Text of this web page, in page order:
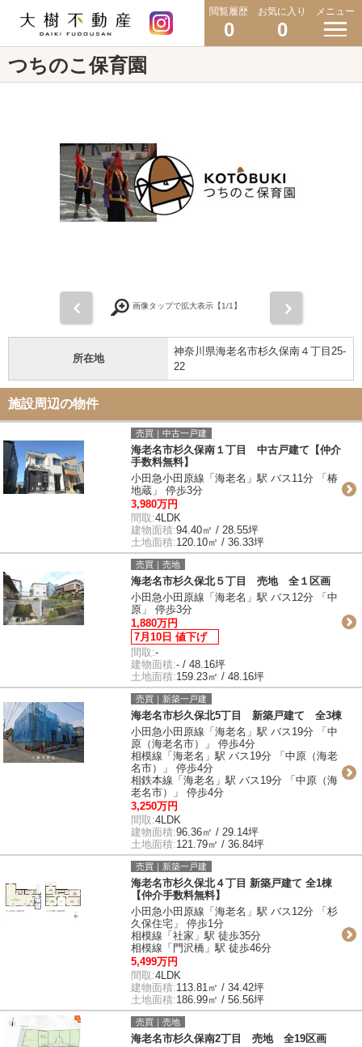
閲覧履歴
0
お気に入り
0
メニュー
つちのこ保育園
画像タップで拡大表示【1/1】
所在地
神奈川県海老名市杉久保南４丁目25-
22
施設周辺の物件
売買｜中古一戸建
海老名市杉久保南１丁目 中古戸建て【仲介
手数料無料】
小田急小田原線「海老名」駅 バス11分 「椿
地蔵」 停歩3分
3,980万円
間取:4LDK
建物面積:94.40㎡ / 28.55坪
土地面積:120.10㎡ / 36.33坪
売買｜売地
海老名市杉久保北５丁目 売地 全１区画
小田急小田原線「海老名」駅 バス12分 「中
原」 停歩3分
1,880万円
7月10日 値下げ
間取:-
建物面積:- / 48.16坪
土地面積:159.23㎡ / 48.16坪
売買｜新築一戸建
海老名市杉久保北5丁目 新築戸建て 全3棟
小田急小田原線「海老名」駅 バス19分 「中
原（海老名市）」 停歩4分
相模線「海老名」駅 バス19分 「中原（海老
名市）」 停歩4分
相鉄本線「海老名」駅 バス19分 「中原（海
老名市）」 停歩4分
3,250万円
間取:4LDK
建物面積:96.36㎡ / 29.14坪
土地面積:121.79㎡ / 36.84坪
売買｜新築一戸建
海老名市杉久保北４丁目 新築戸建て 全1棟
【仲介手数料無料】
小田急小田原線「海老名」駅 バス12分 「杉
久保住宅」 停歩1分
相模線「社家」駅 徒歩35分
相模線「門沢橋」駅 徒歩46分
5,499万円
間取:4LDK
建物面積:113.81㎡ / 34.42坪
土地面積:186.99㎡ / 56.56坪
売買｜売地
海老名市杉久保南2丁目 売地 全19区画